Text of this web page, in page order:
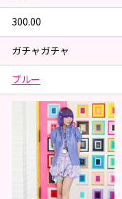
300.00
ガチャガチャ
ブルー